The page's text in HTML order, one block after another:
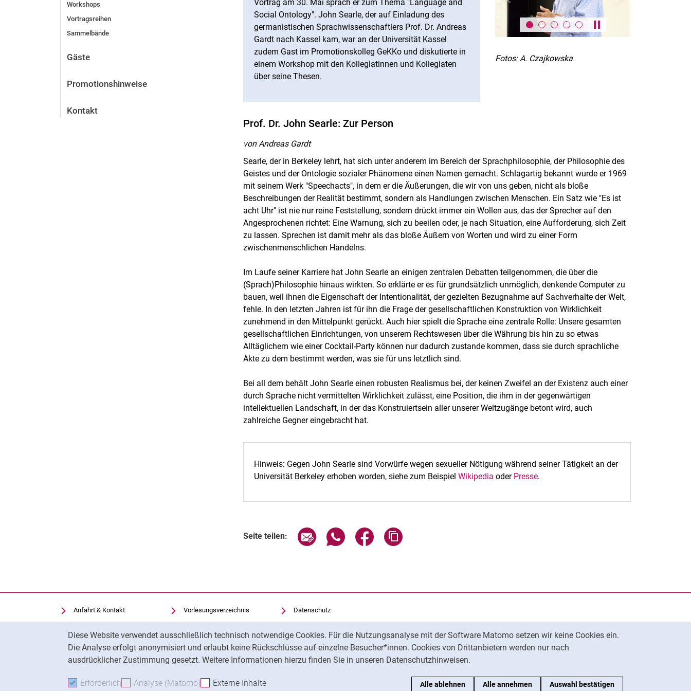
Diese Website verwendet ausschließlich technisch notwendige Cookies. Für die Nutzungsanalyse mit der Software Matomo setzen wir keine Cookies ein.
Die Analyse erfolgt anonymisiert und erlaubt keine Rückschlüsse auf einzelne Besucher*innen. Cookies von Drittanbietern werden nur nach
ausdrücklicher Zustimmung gesetzt. Weitere Informationen hierzu finden Sie in unseren Datenschutzhinweisen.
Erforderlich Erforderliche Cookies akzeptieren
Analyse (Matomo) Analyse-Cookies akzeptieren
Externe Inhalte Alle ablehnen Alle annehmen Auswahl bestätigen
Workshops
Vortragsreihen
Sammelbände
Gäste
Promotionshinweise
Kontakt
Vortrag am 30. Mai sprach er zum Thema "Language and
Social Ontology". John Searle, der auf Einladung des
germanistischen Sprachwissenschaftlers Prof. Dr. Andreas
Gardt nach Kassel kam, war an der Universität Kassel
zudem Gast im Promotionskolleg GeKKo und diskutierte in
einem Workshop mit den Kollegiatinnen und Kollegiaten
über seine Thesen.
Karussell anhalten /
Fotos: A. Czajkowska
Prof. Dr. John Searle: Zur Person
von Andreas Gardt
Searle, der in Berkeley lehrt, hat sich unter anderem im Bereich der Sprachphilosophie, der Philosophie des
Geistes und der Ontologie sozialer Phänomene einen Namen gemacht. Schlagartig bekannt wurde er 1969
mit seinem Werk "Speechacts", in dem er die Äußerungen, die wir von uns geben, nicht als bloße
Beschreibungen der Realität bestimmt, sondern als Handlungen zwischen Menschen. Ein Satz wie "Es ist
acht Uhr" ist nie nur reine Feststellung, sondern drückt immer ein Wollen aus, das der Sprecher auf den
Angesprochenen richtet: Eine Warnung, sich zu beeilen oder, je nach Situation, eine Aufforderung, sich Zeit
zu lassen. Sprechen ist damit mehr als das bloße Äußern von Worten und wird zu einer Form
zwischenmenschlichen Handelns.
Im Laufe seiner Karriere hat John Searle an einigen zentralen Debatten teilgenommen, die über die
(Sprach)Philosophie hinaus wirkten. So erklärte er es für grundsätzlich unmöglich, denkende Computer zu
bauen, weil ihnen die Eigenschaft der Intentionalität, der gezielten Bezugnahme auf Sachverhalte der Welt,
fehle. In den letzten Jahren ist für ihn die Frage der gesellschaftlichen Konstruktion von Wirklichkeit
zunehmend in den Mittelpunkt gerückt. Auch hier spielt die Sprache eine zentrale Rolle: Unsere gesamten
gesellschaftlichen Einrichtungen, von unserem Rechtswesen über die Währung bis hin zu so etwas
Alltäglichem wie einer Cocktail-Party können nur dadurch zustande kommen, dass sie durch sprachliche
Akte zu dem bestimmt werden, was sie für uns letztlich sind.
Bei all dem behält John Searle einen robusten Realismus bei, der keinen Zweifel an der Existenz auch einer
durch Sprache nicht vermittelten Wirklichkeit zulässt, eine Position, die ihm in der gegenwärtigen
intellektuellen Landschaft, in der das Konstruiertsein aller unserer Weltzugänge betont wird, auch
zahlreiche Gegner eingebracht hat.
Hinweis: Gegen John Searle sind Vorwürfe wegen sexueller Nötigung während seiner Tätigkeit an der
Universität Berkeley erhoben worden, siehe zum BeispielWikipedia oder Presse.
Seite teilen: Seite über E-Mail teilen
Seite über WhatsApp teilen (externer Link, öffnet neues Fenster)
Seite über Facebook teilen (externer Link, öffnet neues Fenster)
Anfahrt & Kontakt
Einrichtungen suchen
Stellenangebote
Cookie-Einstellungen
Vorlesungsverzeichnis
Uni-Bibliothek
Moodle
Panopto
Datenschutz
Barrierefreiheit
Transparenter KI-Einsatz
Impressum